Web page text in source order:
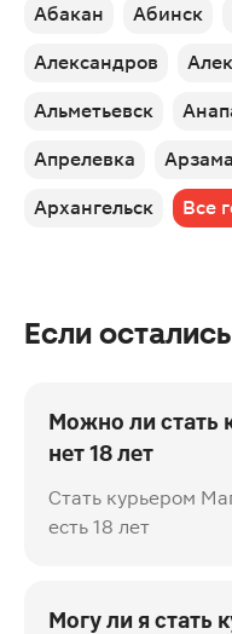
Абакан Абинск
Александров
Альметьевск
Апрелевка
Архангельск Все
Если
Можно ли стать
нет 18 лет
Стать курьером
есть 18 лет
Могу ли я стать